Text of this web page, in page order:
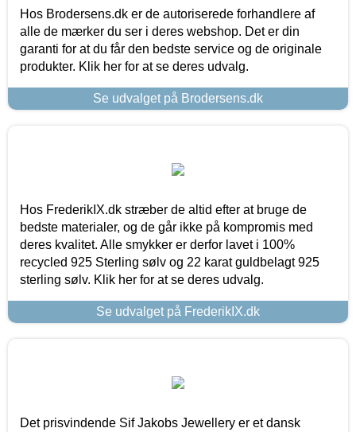
Hos Brodersens.dk er de autoriserede forhandlere af
alle de mærker du ser i deres webshop. Det er din
garanti for at du får den bedste service og de originale
produkter. Klik her for at se deres udvalg.
Se udvalget på Brodersens.dk
Hos FrederikIX.dk stræber de altid efter at bruge de
bedste materialer, og de går ikke på kompromis med
deres kvalitet. Alle smykker er derfor lavet i 100%
recycled 925 Sterling sølv og 22 karat guldbelagt 925
sterling sølv. Klik her for at se deres udvalg.
Se udvalget på FrederikIX.dk
Det prisvindende Sif Jakobs Jewellery er et dansk